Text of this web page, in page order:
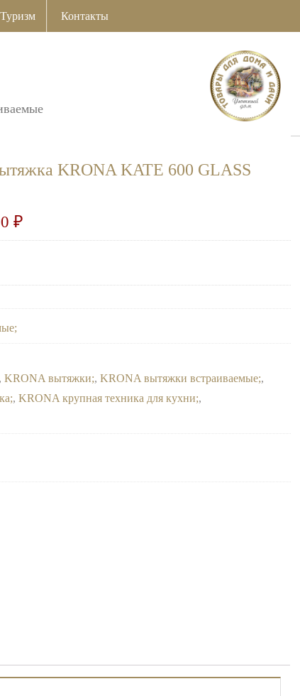
Контакты
KRONA KATE 600 GLASS
₽
,KRONA вытяжки ,KRONA вытяжки встраиваемые ,
,KRONA крупная техника для кухни ,